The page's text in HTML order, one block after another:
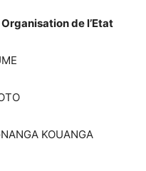
de l’Etat
KOUANGA